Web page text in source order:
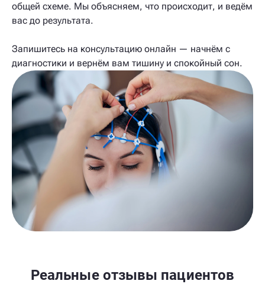
общей схеме. Мы объясняем, что происходит, и ведём
вас до результата.
Запишитесь на консультацию онлайн — начнём с
диагностики и вернём вам тишину и спокойный сон.
Реальные отзывы пациентов